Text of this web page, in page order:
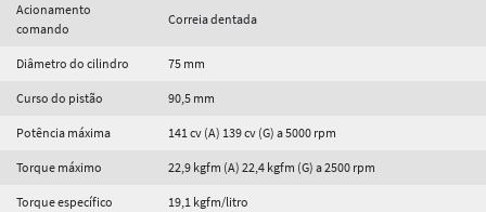
Acionamento
comando
Correia dentada
Diâmetro do cilindro 75 mm
Curso do pistão 90,5 mm
Potência máxima 141 cv (A) 139 cv (G) a 5000 rpm
Torque máximo 22,9 kgfm (A) 22,4 kgfm (G) a 2500 rpm
Torque específico 19,1 kgfm/litro